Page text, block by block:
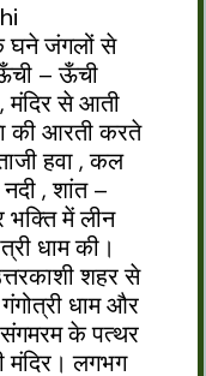
घने जंगलों से
ऊँची – ऊँची
, मंदिर से आती
की आरती करते
हवा , कल
, शांत –
भक्ति में लीन
धाम की।
शहर से
धाम और
संगमरम के पत्थर
मंदिर। लगभग